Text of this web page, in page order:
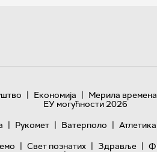
| Економија | Мерила времена
ЕУ могућности 2026
| Рукомет | Ватерполо | Атлетика
| Свет познатих | Здравље |